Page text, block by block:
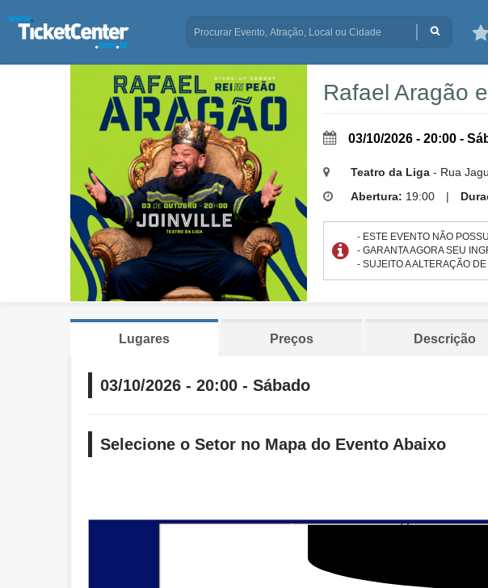
Rafael Aragão
03/10/2026 - 20:00 -
Teatro da Liga- Rua
Abertura: 19:00 |
- ESTE EVENTO NÃO
- GARANTA AGORA SEU
- SUJEITO A ALTERAÇÃO
Lugares Preços Descrição
03/10/2026 - 20:00 - Sábado
Selecione o Setor no Mapa do Evento Abaixo